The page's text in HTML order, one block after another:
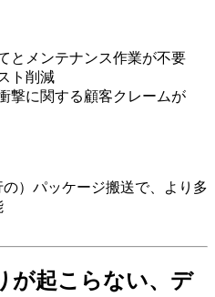
とメンテナンス作業が不要
ト削減
撃に関する顧客クレームが
）パッケージ搬送で、より多
が起こらない、デ